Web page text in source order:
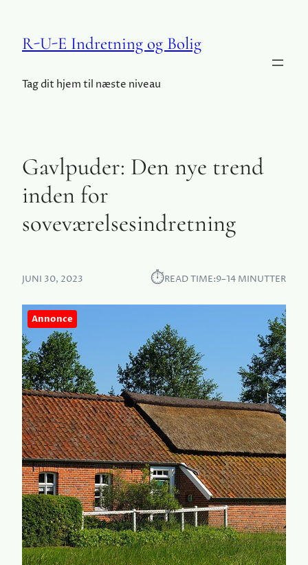
R-U-E Indretning og Bolig
Tag dit hjem til næste niveau
Gavlpuder: Den nye trend
inden for
soveværelsesindretning
JUNI 30, 2023 ⏱︎READ TIME:9–14 MINUTTER
Annonce